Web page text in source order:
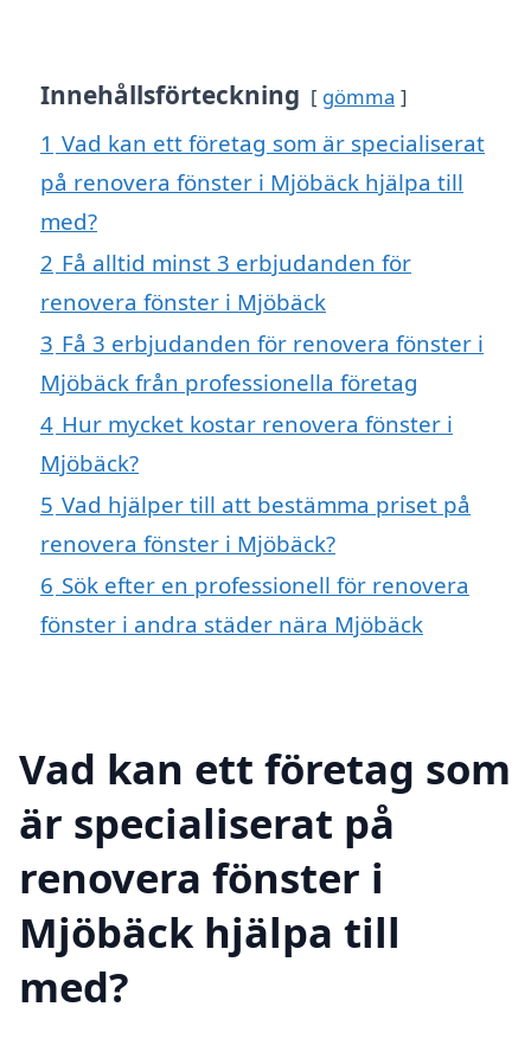
Innehållsförteckning gömma
1 Vad kan ett företag som är specialiserat
på renovera fönster i Mjöbäck hjälpa till
med?
2 Få alltid minst 3 erbjudanden för
renovera fönster i Mjöbäck
3 Få 3 erbjudanden för renovera fönster i
Mjöbäck från professionella företag
4 Hur mycket kostar renovera fönster i
Mjöbäck?
5 Vad hjälper till att bestämma priset på
renovera fönster i Mjöbäck?
6 Sök efter en professionell för renovera
fönster i andra städer nära Mjöbäck
Vad kan ett företag som
är specialiserat på
renovera fönster i
Mjöbäck hjälpa till
med?